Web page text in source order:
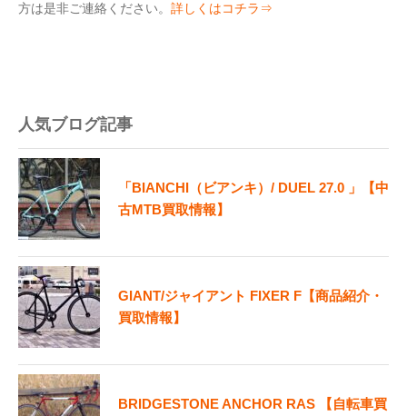
方は是非ご連絡ください。 詳しくはコチラ⇒
人気ブログ記事
「BIANCHI（ビアンキ）/ DUEL 27.0 」【中
古MTB買取情報】
GIANT/ジャイアント FIXER F【商品紹介・
買取情報】
BRIDGESTONE ANCHOR RAS 【自転車買